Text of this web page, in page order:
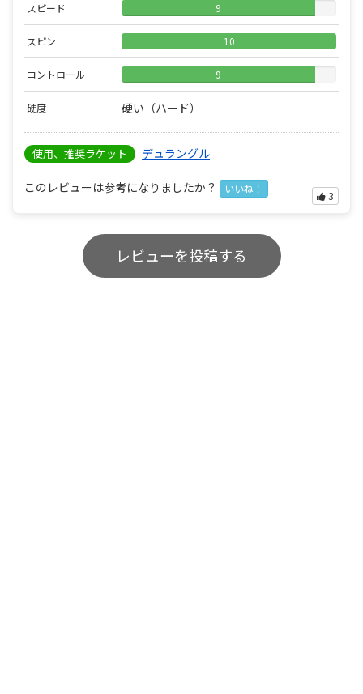
スピード 9
スピン 10
コントロール 9
硬度 硬い（ハード）
使用、推奨ラケット デュラングル
このレビューは参考になりましたか？ いいね！
3
レビューを投稿する